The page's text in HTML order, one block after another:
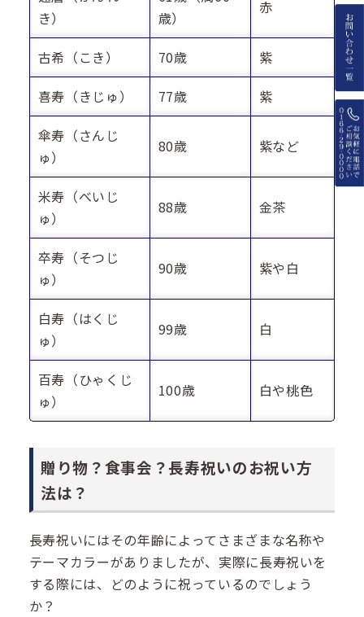
き）
歳）
赤
古希（こき） 70歳
紫
喜寿（きじゅ）
77歳
紫
傘寿（さんじ
ゅ）
80歳 紫など
米寿（べいじ
ゅ）
88歳 金茶
卒寿（そつじ
ゅ）
90歳 紫や白
白寿（はくじ
ゅ）
99歳 白
百寿（ひゃくじ
ゅ）
100歳 白や桃色
贈り物？食事会？長寿祝いのお祝い方
法は？
長寿祝いにはその年齢によってさまざまな名称や
テーマカラーがありましたが、実際に長寿祝いを
する際には、どのように祝っているのでしょう
か？